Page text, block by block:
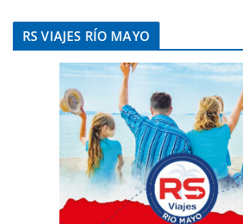
RS VIAJES RÍO MAYO